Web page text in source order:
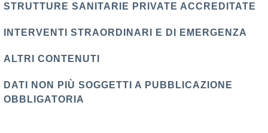
STRUTTURE SANITARIE PRIVATE ACCREDITATE
INTERVENTI STRAORDINARI E DI EMERGENZA
ALTRI CONTENUTI
DATI NON PIÙ SOGGETTI A PUBBLICAZIONE
OBBLIGATORIA